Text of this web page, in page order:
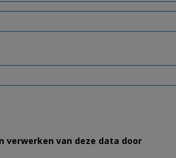
verwerken van deze data door